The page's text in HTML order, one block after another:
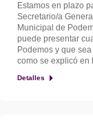
Estamos en plazo
Secretario/a
Municipal de
puede presentar
Podemos y que
como se explicó
Detalles